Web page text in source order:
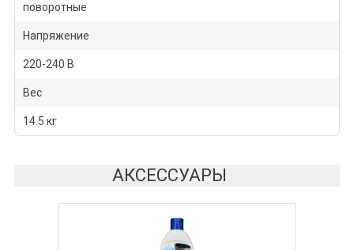
поворотные
Напряжение
220-240 В
Вес
14.5 кг
АКСЕССУАРЫ